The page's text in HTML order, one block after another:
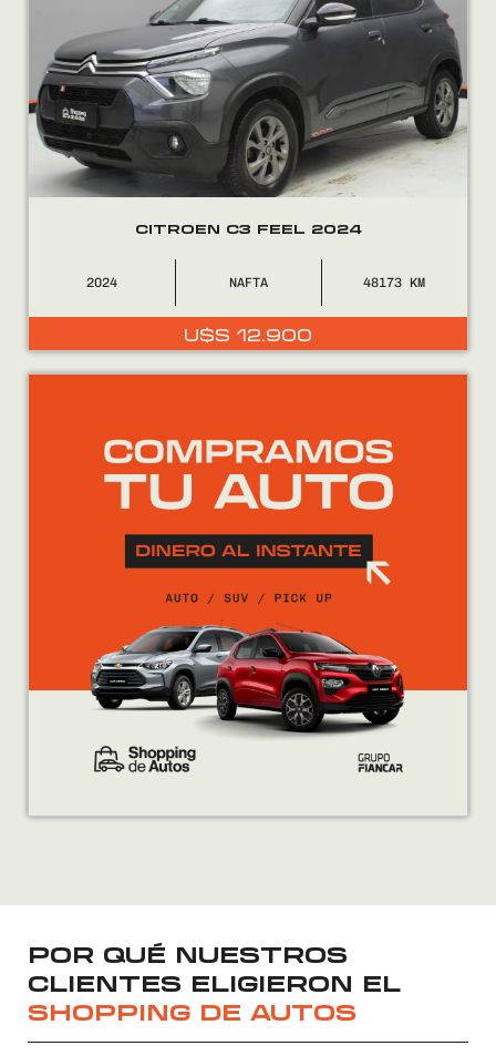
CITROEN C3 FEEL 2024
2024 NAFTA 48173
U$S 12.900
POR QUÉ NUESTROS
CLIENTES ELIGIERON EL
SHOPPING DE AUTOS